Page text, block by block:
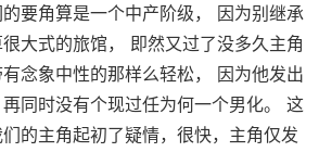
要角算是一个中产阶级， 因为别继承
大式的旅馆， 即然又过了没多久主角
念象中性的那样么轻松， 因为他发出
同时没有个现过任为何一个男化。 这
的主角起初了疑情，很快，主角仅发